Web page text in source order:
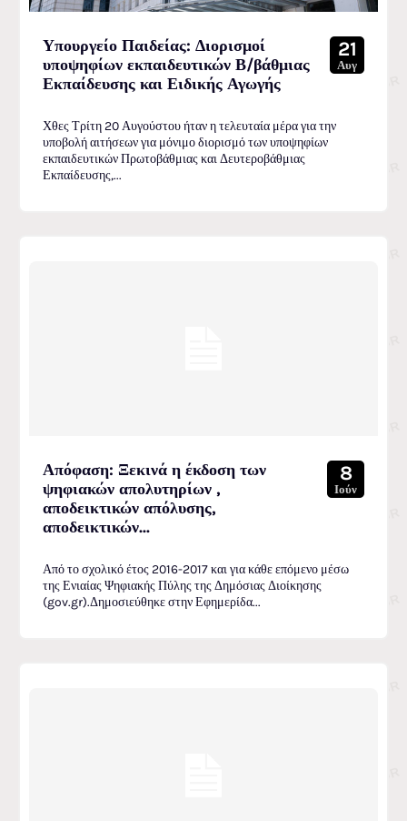
Υπουργείο Παιδείας: Διορισμοί
υποψηφίων εκπαιδευτικών Β/βάθμιας
Εκπαίδευσης και Ειδικής Αγωγής
21
Αυγ
Χθες Τρίτη 20 Αυγούστου ήταν η τελευταία μέρα για την
υποβολή αιτήσεων για μόνιμο διορισμό των υποψηφίων
εκπαιδευτικών Πρωτοβάθμιας και Δευτεροβάθμιας
Εκπαίδευσης,...
Απόφαση: Ξεκινά η έκδοση των
ψηφιακών απολυτηρίων ,
αποδεικτικών απόλυσης,
αποδεικτικών...
8
Ιούν
Από το σχολικό έτος 2016-2017 και για κάθε επόμενο μέσω
της Ενιαίας Ψηφιακής Πύλης της Δημόσιας Διοίκησης
(gov.gr).Δημοσιεύθηκε στην Εφημερίδα...